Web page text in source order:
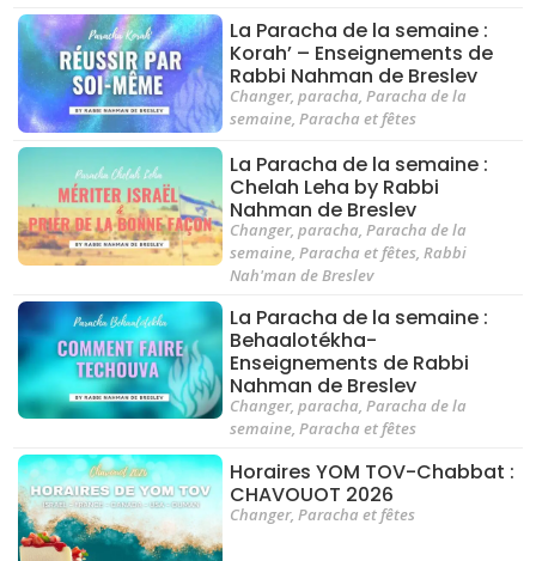
La Paracha de la semaine :
Korah’ – Enseignements de
Rabbi Nahman de Breslev
Changer,paracha,Paracha de la
semaine,Paracha et fêtes
La Paracha de la semaine :
Chelah Leha by Rabbi
Nahman de Breslev
Changer,paracha Paracha de la
semaine Paracha et fêtes Rabbi
Nah'man de Breslev
La Paracha de la semaine :
Behaalotékha-
Enseignements de Rabbi
Nahman de Breslev
Changer,paracha,Paracha de la
semaine,Paracha et fêtes
Horaires YOM TOV-Chabbat :
CHAVOUOT 2026
Changer, Paracha et fêtes